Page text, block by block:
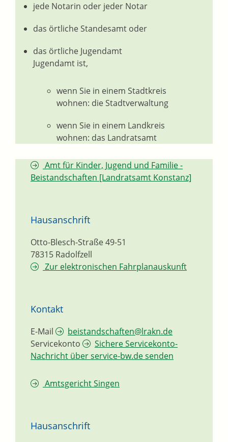
jede Notarin oder jeder Notar
das örtliche Standesamt oder
das örtliche Jugendamt
Jugendamt ist,
wenn Sie in einem Stadtkreis
wohnen: die Stadtverwaltung
wenn Sie in einem Landkreis
wohnen: das Landratsamt
Amt für Kinder, Jugend und Familie -
Beistandschaften [Landratsamt Konstanz]
Hausanschrift
Otto-Blesch-Straße 49-51
78315 Radolfzell
Zur elektronischen Fahrplanauskunft
Kontakt
E-Mail
beistandschaften@lrakn.de
Servicekonto
Sichere Servicekonto-
Nachricht über service-bw.de senden
Amtsgericht Singen
Hausanschrift